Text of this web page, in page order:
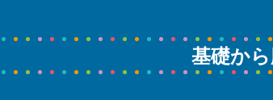
基礎から